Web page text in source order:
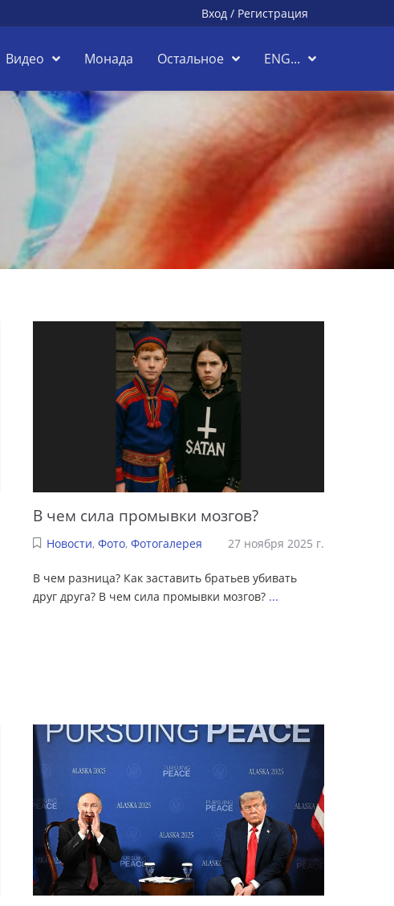
Вход / Регистрация
Видео Монада Остальное ENG...
В чем сила промывки мозгов?
Новости,Фото,Фотогалерея 27 ноября 2025 г.
В чем разница? Как заставить братьев убивать
друг друга? В чем сила промывки мозгов? ...